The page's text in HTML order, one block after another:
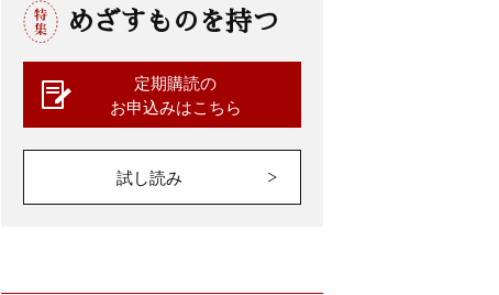
めざすものを持つ
定期購読の
お申込みはこちら
試し読み